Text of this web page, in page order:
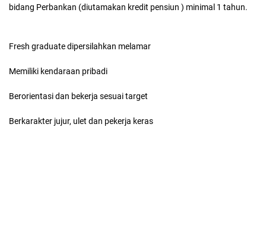
bidang Perbankan (diutamakan kredit pensiun ) minimal 1 tahun.
Fresh graduate dipersilahkan melamar
Memiliki kendaraan pribadi
Berorientasi dan bekerja sesuai target
Berkarakter jujur, ulet dan pekerja keras